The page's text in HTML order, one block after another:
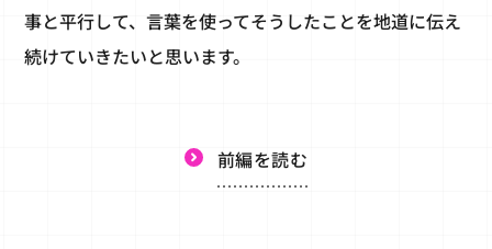
事と平行して、言葉を使ってそうしたことを地道に伝え
続けていきたいと思います。
前編を読む